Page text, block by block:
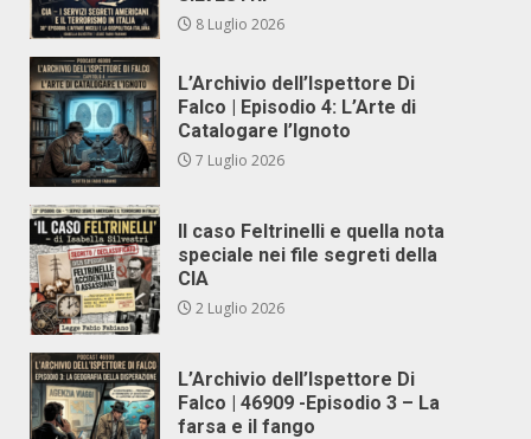
8 Luglio 2026
L’Archivio dell’Ispettore Di
Falco | Episodio 4: L’Arte di
Catalogare l’Ignoto
7 Luglio 2026
Il caso Feltrinelli e quella nota
speciale nei file segreti della
CIA
2 Luglio 2026
L’Archivio dell’Ispettore Di
Falco | 46909 -Episodio 3 – La
farsa e il fango